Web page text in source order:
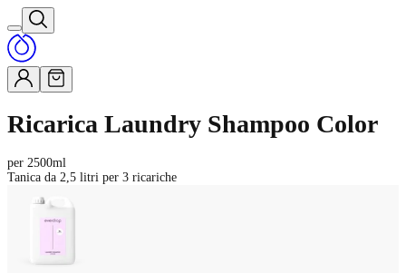
Ricarica Laundry Shampoo Color
per 2500ml
Tanica da 2,5 litri per 3 ricariche